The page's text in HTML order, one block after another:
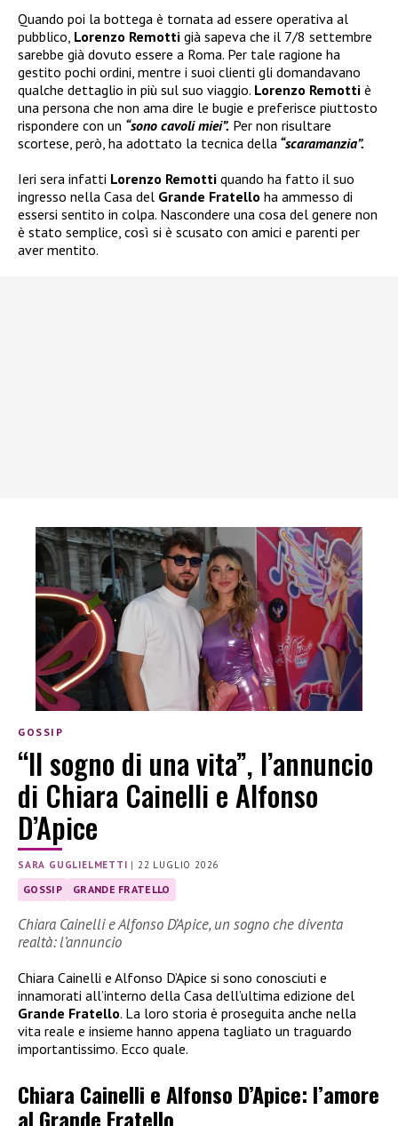
Quando poi la bottega è tornata ad essere operativa al
pubblico, Lorenzo Remotti già sapeva che il 7/8 settembre
sarebbe già dovuto essere a Roma. Per tale ragione ha
gestito pochi ordini, mentre i suoi clienti gli domandavano
qualche dettaglio in più sul suo viaggio. Lorenzo Remotti è
una persona che non ama dire le bugie e preferisce piuttosto
rispondere con un “sono cavoli miei”. Per non risultare
scortese, però, ha adottato la tecnica della “scaramanzia”.
Ieri sera infatti Lorenzo Remotti quando ha fatto il suo
ingresso nella Casa del Grande Fratello ha ammesso di
essersi sentito in colpa. Nascondere una cosa del genere non
è stato semplice, così si è scusato con amici e parenti per
aver mentito.
GOSSIP
“Il sogno di una vita”, l’annuncio
di Chiara Cainelli e Alfonso
D’Apice
SARA GUGLIELMETTI | 22 LUGLIO 2026
GOSSIP GRANDE FRATELLO
Chiara Cainelli e Alfonso D’Apice, un sogno che diventa
realtà: l’annuncio
Chiara Cainelli e Alfonso D’Apice si sono conosciuti e
innamorati all’interno della Casa dell’ultima edizione del
Grande Fratello. La loro storia è proseguita anche nella
vita reale e insieme hanno appena tagliato un traguardo
importantissimo. Ecco quale.
Chiara Cainelli e Alfonso D’Apice: l’amore
al Grande Fratello